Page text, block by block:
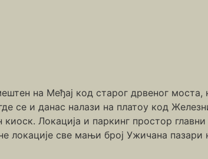
на Међај код старог дрвеног моста,
се и данас налази на платоу код
Локација и паркинг простор главни
локације све мањи број Ужичана пазари